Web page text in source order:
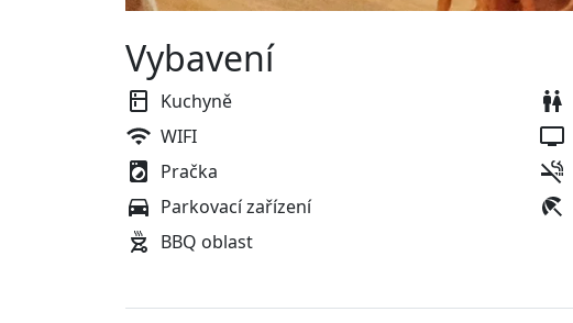
Vybavení
Kuchyně
WIFI
Pračka
Parkovací zařízení
BBQ oblast